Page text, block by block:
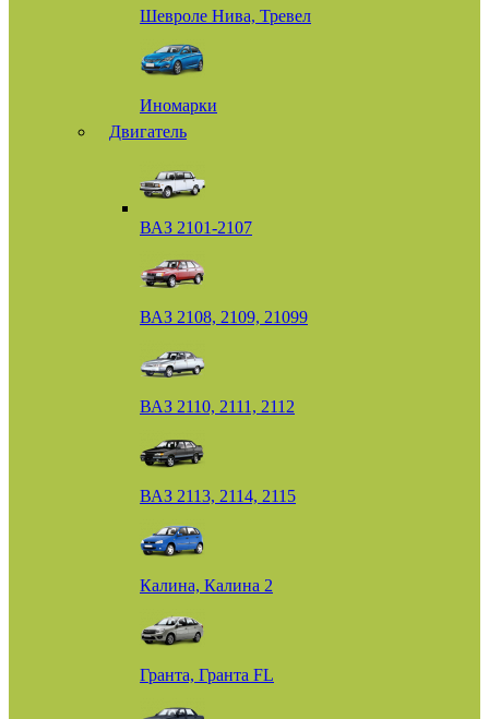
Шевроле Нива, Тревел
Иномарки
Двигатель
ВАЗ 2101-2107
ВАЗ 2108, 2109, 21099
ВАЗ 2110, 2111, 2112
ВАЗ 2113, 2114, 2115
Калина, Калина 2
Гранта, Гранта FL